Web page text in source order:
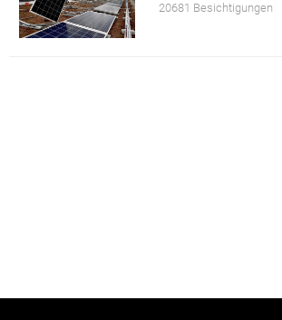
20681 Besichtigungen